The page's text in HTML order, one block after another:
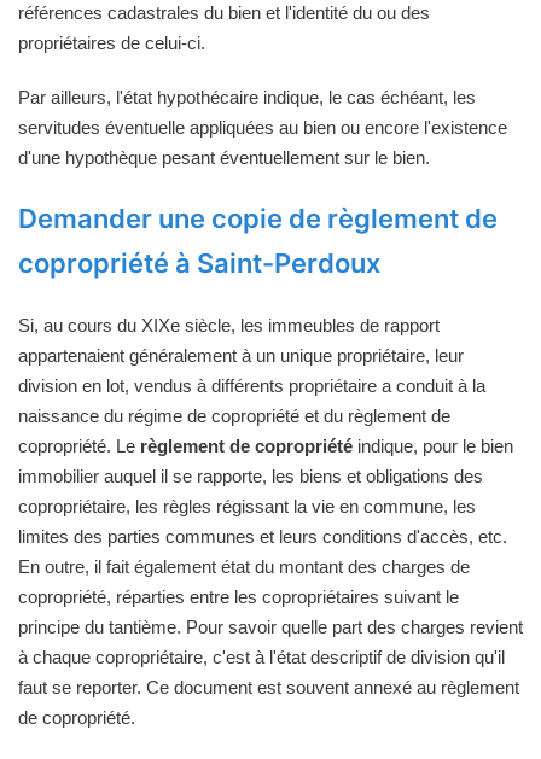
références cadastrales du bien et l'identité du ou des
propriétaires de celui-ci.
Par ailleurs, l'état hypothécaire indique, le cas échéant, les
servitudes éventuelle appliquées au bien ou encore l'existence
d'une hypothèque pesant éventuellement sur le bien.
Demander une copie de règlement de
copropriété à Saint-Perdoux
Si, au cours du XIXe siècle, les immeubles de rapport
appartenaient généralement à un unique propriétaire, leur
division en lot, vendus à différents propriétaire a conduit à la
naissance du régime de copropriété et du règlement de
copropriété. Le règlement de copropriété indique, pour le bien
immobilier auquel il se rapporte, les biens et obligations des
copropriétaire, les règles régissant la vie en commune, les
limites des parties communes et leurs conditions d'accès, etc.
En outre, il fait également état du montant des charges de
copropriété, réparties entre les copropriétaires suivant le
principe du tantième. Pour savoir quelle part des charges revient
à chaque copropriétaire, c'est à l'état descriptif de division qu'il
faut se reporter. Ce document est souvent annexé au règlement
de copropriété.